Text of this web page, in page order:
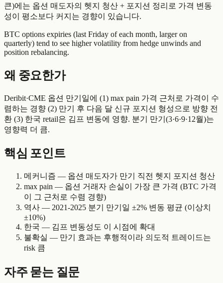
큰)에는 옵션 매도자의 헷지 청산 + 포지션 정리로 가격 변동
성이 평소보다 커지는 경향이 있습니다.
BTC options expiries (last Friday of each month, larger on
quarterly) tend to see higher volatility from hedge unwinds and
position rebalancing.
왜 중요한가
Deribit·CME 옵션 만기일에 (1) max pain 가격 근처로 가격이 수
렴하는 경향 (2) 만기 후 다음 달 신규 포지션 형성으로 방향 전
환 (3) 한국 retail은 김프 변동에 영향. 분기 만기(3·6·9·12월)는
영향력 더 큼.
핵심 포인트
메커니즘 — 옵션 매도자가 만기 직전 헷지 포지션 청산
max pain — 옵션 거래자 손실이 가장 큰 가격 (BTC 가격
이 그 근처로 수렴 경향)
역사 — 2021-2025 분기 만기일 ±2% 변동 평균 (이상치
±10%)
한국 — 김프 변동성도 이 시점에 확대
불확실 — 만기 효과는 후행적이라 의도적 트레이드는
risk 큼
자주 묻는 질문